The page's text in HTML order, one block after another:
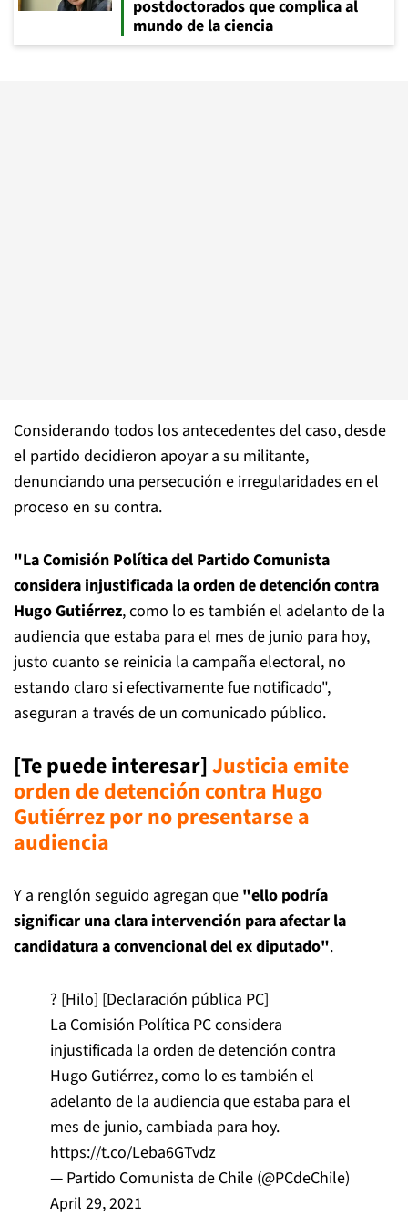
postdoctorados que complica al
mundo de la ciencia
Considerando todos los antecedentes del caso, desde
el partido decidieron apoyar a su militante,
denunciando una persecución e irregularidades en el
proceso en su contra.
"La Comisión Política del Partido Comunista
considera injustificada la orden de detención contra
Hugo Gutiérrez, como lo es también el adelanto de la
audiencia que estaba para el mes de junio para hoy,
justo cuanto se reinicia la campaña electoral, no
estando claro si efectivamente fue notificado",
aseguran a través de un comunicado público.
[Te puede interesar]Justicia emite
orden de detención contra Hugo
Gutiérrez por no presentarse a
audiencia
Y a renglón seguido agregan que "ello podría
significar una clara intervención para afectar la
candidatura a convencional del ex diputado".
? [Hilo] [Declaración pública PC]
La Comisión Política PC considera
injustificada la orden de detención contra
Hugo Gutiérrez, como lo es también el
adelanto de la audiencia que estaba para el
mes de junio, cambiada para hoy.
https://t.co/Leba6GTvdz
— Partido Comunista de Chile (@PCdeChile)
April 29, 2021